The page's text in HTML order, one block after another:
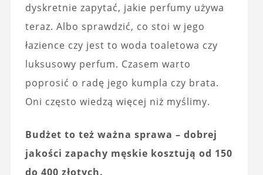
dyskretnie zapytać, jakie perfumy używa
teraz. Albo sprawdzić, co stoi w jego
łazience czy jest to woda toaletowa czy
luksusowy perfum. Czasem warto
poprosić o radę jego kumpla czy brata.
Oni często wiedzą więcej niż myślimy.
Budżet to też ważna sprawa – dobrej
jakości zapachy męskie kosztują od 150
do 400 złotych.